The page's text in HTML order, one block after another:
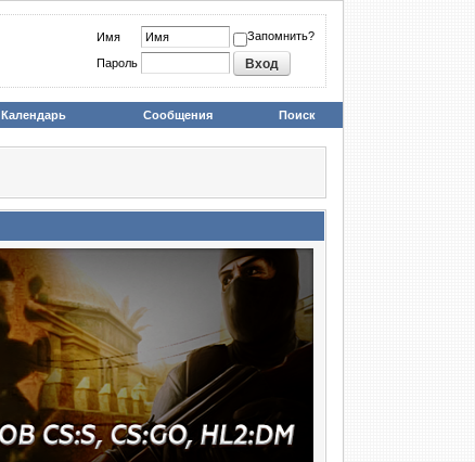
Имя Запомнить?
Пароль
Календарь Сообщения Поиск